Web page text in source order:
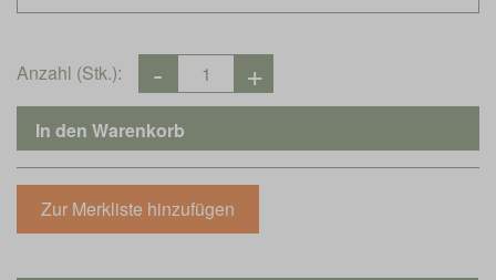
Anzahl (Stk.):